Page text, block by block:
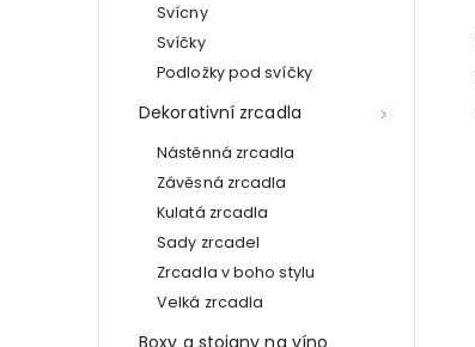
Svícny
Svíčky
Podložky pod svíčky
Dekorativní zrcadla
Nástěnná zrcadla
Závěsná zrcadla
Kulatá zrcadla
Sady zrcadel
Zrcadla v boho stylu
Velká zrcadla
Boxy a stojany na víno